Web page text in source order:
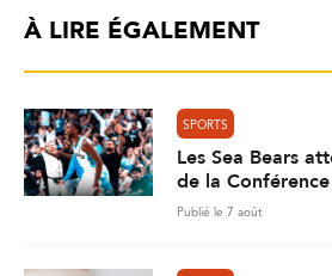
À LIRE ÉGALEMENT
SPORTS
Les Sea Bears
de la
Publié le 7 août